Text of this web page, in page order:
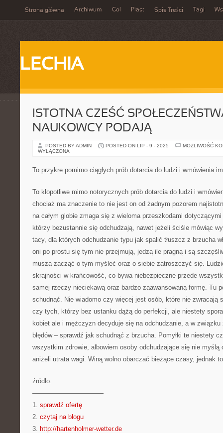
Strona główna Archiwum Gol Piast Spis Treści Tagi
LECHIA
ISTOTNA CZEŚĆ
NAUKOWCY PODAJĄ
POSTED BY ADMIN POSTED ON LIP - 9 - 2025
MOŻLIWOŚĆ
WYŁĄCZONA
To przykre pomimo ciągłych prób dotarcia do ludzi i wmówienia
To kłopotliwe mimo notorycznych prób dotarcia do ludzi i
chociaż ma znaczenie to nie jest on od żadnym pozorem
na całym globie zmaga się z wieloma przeszkodami dotyczącymi
którzy bezustannie się odchudzają, nawet jeżeli ściśle mówiąc
tacy, dla których odchudzanie typu jak spalić tłuszcz z brzucha
oni po prostu się tym nie przejmują, jedzą ile pragną i są
muszą zacząć o tym myśleć oraz o siebie zatroszczyć się.
skrajności w krańcowość, co bywa niebezpieczne przede
samej rzeczy nieciekawą oraz bardzo zaawansowaną formę. Tu
schudnąć. Nie wiadomo czy więcej jest osób, które nie zwracają
czy tych, którzy bez ustanku dążą do perfekcji, ale niestety
kobiet ale i mężczyzn decyduje się na odchudzanie, a w związku
błędów – sprawdź jak schudnąć z brzucha. Pomyłki te niestety
wszystkim zdrowie, albowiem osoby odchudzające się nie myślą
aniżeli utrata wagi. Winą wolno obarczać bieżące czasy, jednak
źródło:
———————————
1. sprawdź ofertę
2. czytaj na blogu
3. http://hartenholmer-wetter.de